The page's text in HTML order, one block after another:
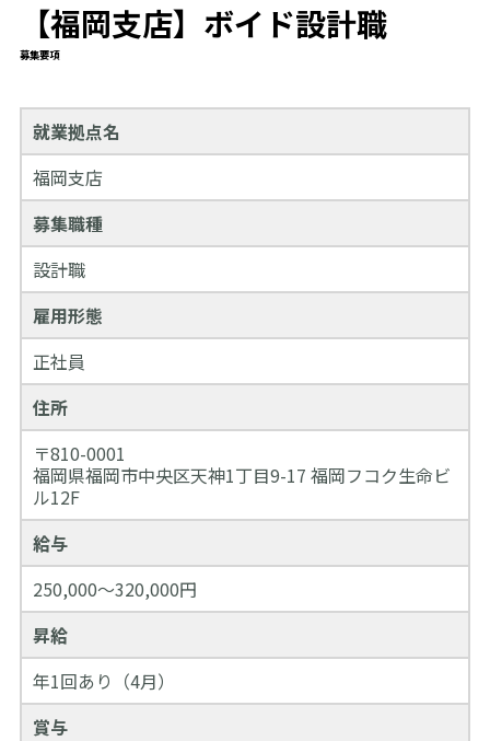
【福岡支店】ボイド設計職
募集要項
就業拠点名
福岡支店
募集職種
設計職
雇用形態
正社員
住所
〒810-0001
福岡県福岡市中央区天神1丁目9-17 福岡フコク生命ビ
ル12F
給与
250,000～320,000円
昇給
年1回あり（4月）
賞与